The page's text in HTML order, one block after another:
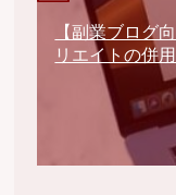
【副業ブログ
リエイトの併